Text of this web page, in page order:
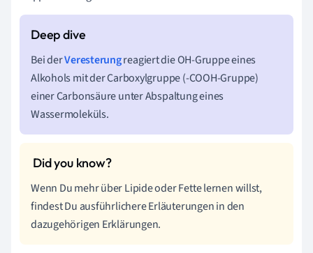
Bei derVeresterungreagiert die OH-Gruppe eines
Alkohols mit der Carboxylgruppe (-COOH-Gruppe)
einer Carbonsäure unter Abspaltung eines
Wassermoleküls.
Wenn Du mehr über Lipide oder Fette lernen willst,
findest Du ausführlichere Erläuterungen in den
dazugehörigen Erklärungen.